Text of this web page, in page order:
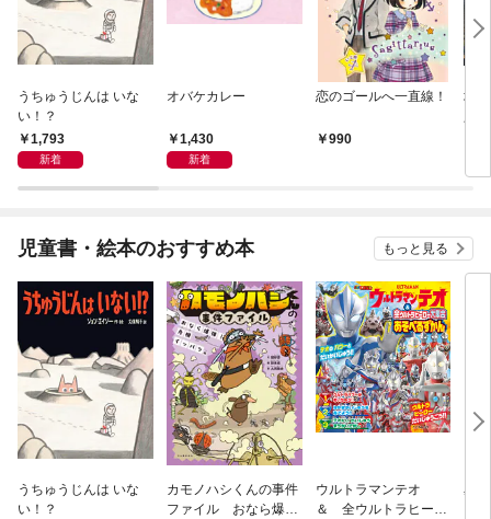
うちゅうじんは いな
い！？
1,793
新着
オバケカレー
1,430
新着
恋のゴールへ一直線！
990
地
児童書・絵本のおすすめ本 もっと見る
うちゅうじんは いな
い！？
カモノハシくんの事件
ファイル おなら爆
ウルトラマンテオ
＆ 全ウルトラヒーロ
星